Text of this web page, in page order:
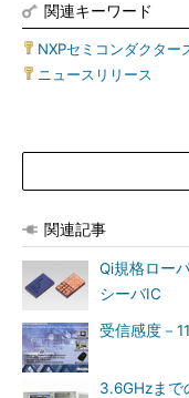
関連キーワード
NXPセミコンダクター
ニュースリリース
関連記事
Qi規格ロー
シーバIC
受信感度－
3.6GHzまで